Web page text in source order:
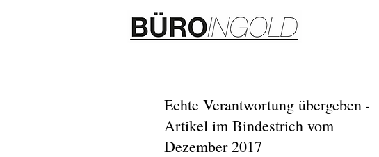
Echte Verantwortung übergeben –
Artikel im Bindestrich vom
Dezember 2017